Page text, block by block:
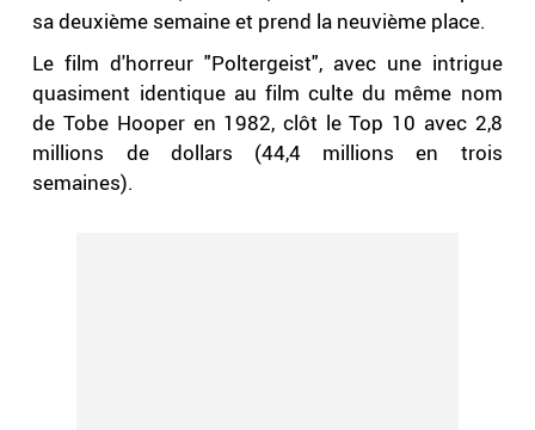
sa deuxième semaine et prend la neuvième place.
Le film d'horreur "Poltergeist", avec une intrigue
quasiment identique au film culte du même nom
de Tobe Hooper en 1982, clôt le Top 10 avec 2,8
millions de dollars (44,4 millions en trois
semaines).